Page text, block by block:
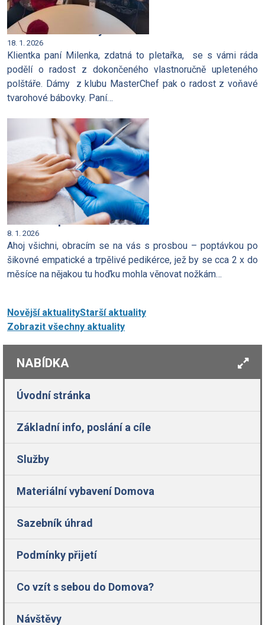
První lednové dny u nás
18. 1. 2026
Klientka paní Milenka, zdatná to pletařka, se s vámi ráda
podělí o radost z dokončeného vlastnoručně upleteného
polštáře. Dámy z klubu MasterChef pak o radost z voňavé
tvarohové bábovky. Paní…
Hledáme pedikérku
8. 1. 2026
Ahoj všichni, obracím se na vás s prosbou – poptávkou po
šikovné empatické a trpělivé pedikérce, jež by se cca 2 x do
měsíce na nějakou tu hoďku mohla věnovat nožkám…
Novější aktualityStarší aktuality
Zobrazit všechny aktuality
NABÍDKA
Úvodní stránka
Základní info, poslání a cíle
Služby
Materiální vybavení Domova
Sazebník úhrad
Podmínky přijetí
Co vzít s sebou do Domova?
Návštěvy